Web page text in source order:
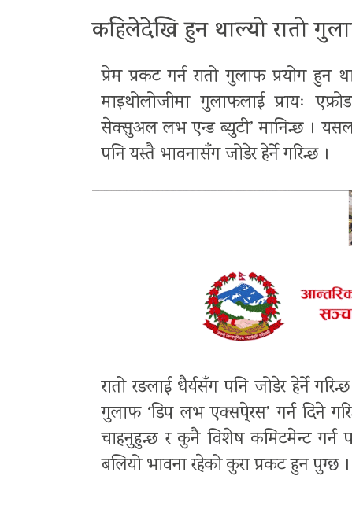
कहिलेदेखि हुन थाल्यो रातो
प्रेम प्रकट गर्न रातो गुलाफ प्रयोग
माइथोलोजीमा गुलाफलाई प्रायः
सेक्सुअल लभ एन्ड ब्युटी’ मानिन्छ ।
पनि यस्तै भावनासँग जोडेर हेर्ने गरिन्छ ।
रातो रङलाई धैर्यसँग पनि जोडेर हेर्ने
गुलाफ ‘डिप लभ एक्सपे्रस’ गर्न दिने
चाहनुहुन्छ र कुनै विशेष कमिटमेन्ट गर्न
बलियो भावना रहेको कुरा प्रकट हुन पुग्छ ।